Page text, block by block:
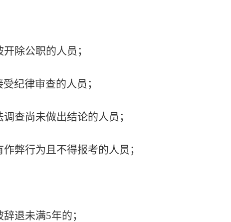
除公职的人员；
纪律审查的人员；
查尚未做出结论的人员；
弊行为且不得报考的人员；
辞退未满5年的；